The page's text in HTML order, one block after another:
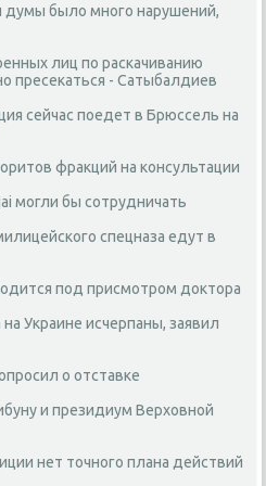
думы было много нарушений,
лиц по раскачиванию
пресекаться - Сатыбалдиев
сейчас поедет в Брюссель на
фракций на консультации
могли бы сотрудничать
спецназа едут в
под присмотром доктора
Украине исчерпаны, заявил
о отставке
и президиум Верховной
нет точного плана действий